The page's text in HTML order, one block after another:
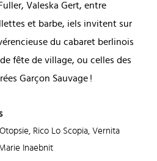
Valeska Gert, entre
et barbe, iels invitent sur
du cabaret berlinois
fête de village, ou celles des
Garçon Sauvage !
Rico Lo Scopia, Vernita
Inaebnit